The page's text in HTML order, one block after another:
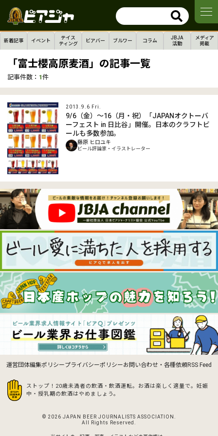
新着記事 イベント
テイス
ティング
ビアバー ブルワー コラム
JBJA
活動
メディア
掲載
「富士櫻高原麦酒」の記事一覧
記事件数： 1件
2013.9.6 Fri.
9/6（金）～16（月・祝）「JAPANオクトーバ
ーフェスト in 日比谷」開催。日本のクラフトビ
ールも多数参加。
藤原 ヒロユキ
ビール評論家・イラストレーター
運営団体編集ポリシープライバシーポリシーお問い合わせ・各種依頼RSS Feed
ストップ！20歳未満者の飲酒・飲酒運転。お酒は楽しく適量で。 妊娠
中・授乳期の飲酒はやめましょう。
© 2026 JAPAN BEER JOURNALISTS ASSOCIATION.
All Rights Reserved.